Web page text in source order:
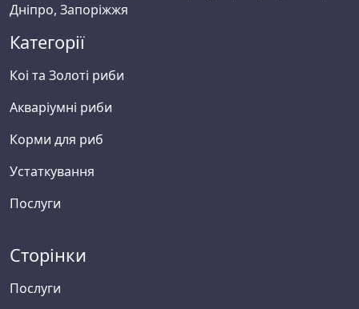
Дніпро, Запоріжжя
Категорії
Коі та Золоті риби
Акваріумні риби
Корми для риб
Устаткування
Послуги
Сторінки
Послуги